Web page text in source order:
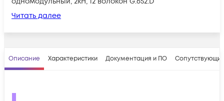
Читать далее
Описание Характеристики Документация и ПО